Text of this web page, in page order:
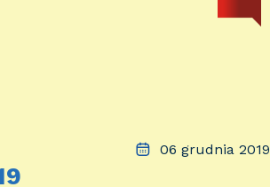
06 grudnia 2019